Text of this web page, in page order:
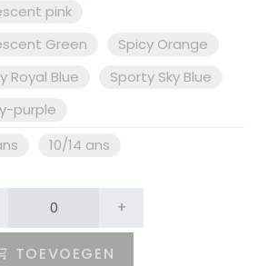
pink
Green
Spicy Orange
Royal Blue
Sporty Sky Blue
purple
10/14 ans
+
TOEVOEGEN